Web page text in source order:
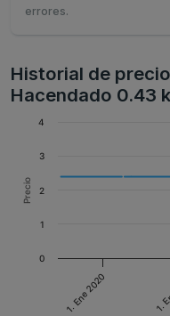
errores.
Historial de
Hacendado 0.43
Precio
1. Ene 2020
0
1
2
3
4